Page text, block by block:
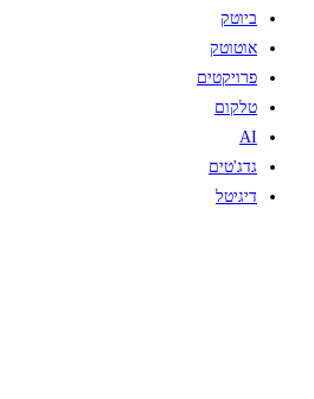
ביוטק
אוטוטק
פרויקטים
טלקום
AI
גדג'טים
דיגיטל